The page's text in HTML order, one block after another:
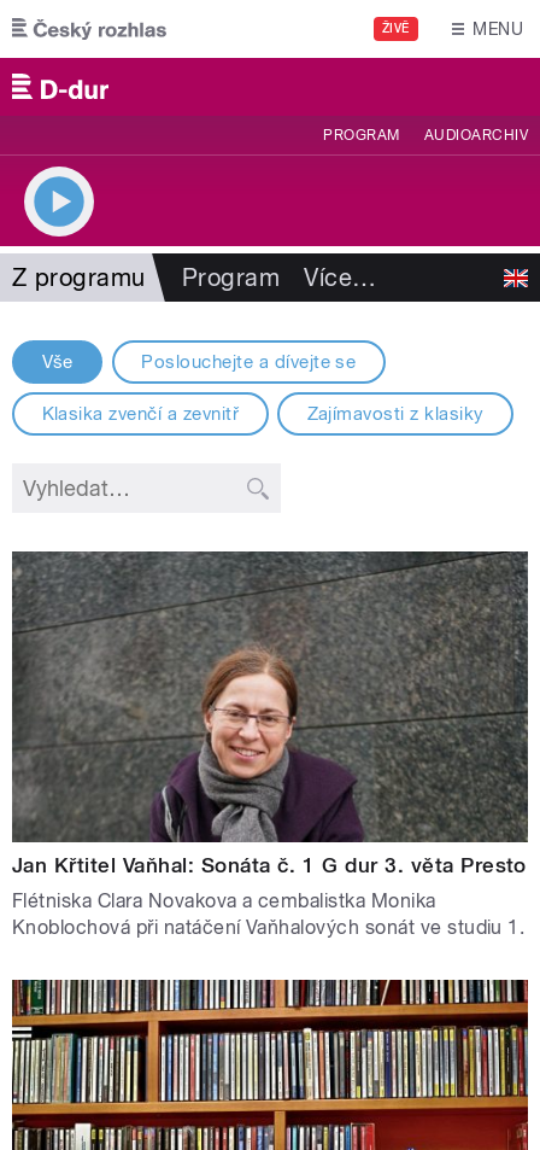
Přejít k hlavnímu obsahu
ŽIVĚ MENU
PROGRAM AUDIOARCHIV
Z programu Program Více…
Vše Poslouchejte a dívejte se
Klasika zvenčí a zevnitř Zajímavosti z klasiky
Jan Křtitel Vaňhal: Sonáta č. 1 G dur 3. věta Presto
Flétniska Clara Novakova a cembalistka Monika
Knoblochová při natáčení Vaňhalových sonát ve studiu 1.